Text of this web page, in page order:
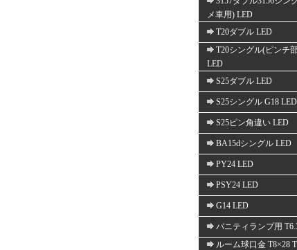
メ車用) LED
T20ダブル LED
T20シングル(ピンチ
LED
S25ダブル LED
S25シングル G18 LED
S25ピン角違い LED
BA15dシングル LED
PY24 LED
PSY24 LED
G14 LED
バニティランプ用
ルーム球口金 T8×28